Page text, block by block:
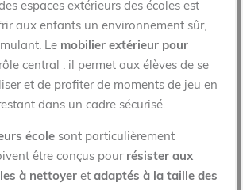
espaces extérieurs des écoles est
aux enfants un environnement sûr,
Le mobilier extérieur pour
central : il permet aux élèves de se
et de profiter de moments de jeu en
dans un cadre sécurisé.
école sont particulièrement
être conçus pourrésister aux
à nettoyer et adaptés à la taille des